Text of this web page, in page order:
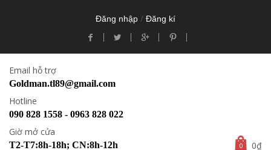
Đăng nhập / Đăng kí
Email hỗ trợ
Goldman.tl89@gmail.com
Hotline
090 828 1558 - 0963 828 022
Giờ mở cửa
T2-T7:8h-18h; CN:8h-12h 0 0₫